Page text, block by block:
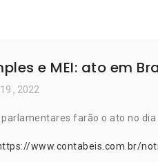
e MEI: ato em
, 2022
farão o ato no dia
www.contabeis.com.br/